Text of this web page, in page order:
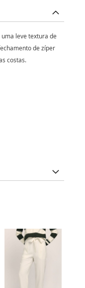
leve textura de
de zíper
costas.